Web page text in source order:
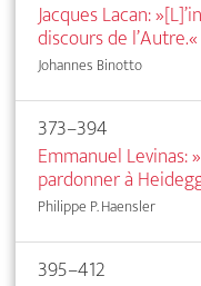
Jacques Lacan:
discours de l’Autre.«
Johannes Binotto
373–394
Emmanuel Levinas:
pardonner à
Philippe P. Haensler
395–412